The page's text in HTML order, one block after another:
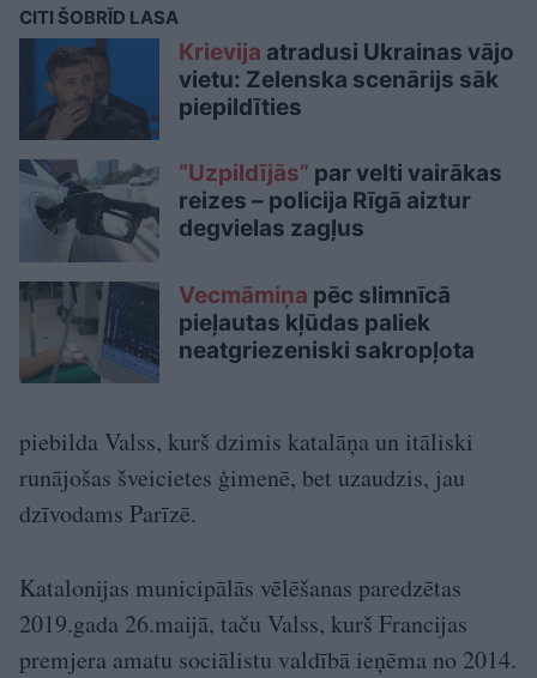
CITI ŠOBRĪD LASA
Krievija atradusi Ukrainas vājo
vietu: Zelenska scenārijs sāk
piepildīties
“Uzpildījās” par velti vairākas
reizes – policija Rīgā aiztur
degvielas zagļus
Vecmāmiņa pēc slimnīcā
pieļautas kļūdas paliek
neatgriezeniski sakropļota
piebilda Valss, kurš dzimis katalāņa un itāliski
runājošas šveicietes ģimenē, bet uzaudzis, jau
dzīvodams Parīzē.
Katalonijas municipālās vēlēšanas paredzētas
2019.gada 26.maijā, taču Valss, kurš Francijas
premjera amatu sociālistu valdībā ieņēma no 2014.